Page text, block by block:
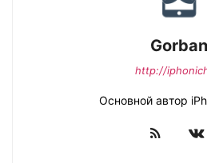
Gorban
http://
Основной автор